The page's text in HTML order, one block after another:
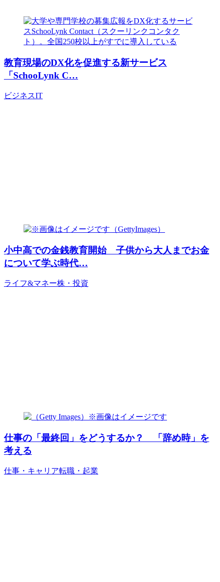
教育現場のDX化を促進する新サービス
「SchooLynk C…
ビジネスIT
小中高での金銭教育開始 子供から大人までお金
について学ぶ時代…
ライフ&マネー株・投資
仕事の「最終回」をどうするか？ 「辞め時」を
考える
仕事・キャリア転職・起業